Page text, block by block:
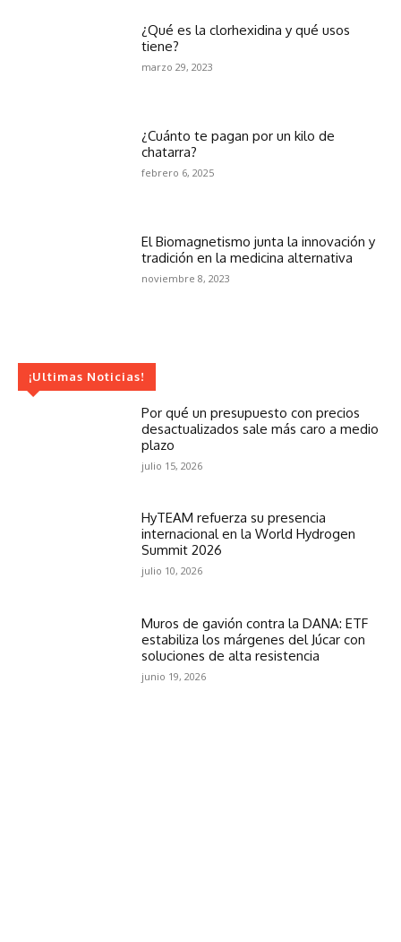
¿Qué es la clorhexidina y qué usos
tiene?
marzo 29, 2023
¿Cuánto te pagan por un kilo de
chatarra?
febrero 6, 2025
El Biomagnetismo junta la innovación y
tradición en la medicina alternativa
noviembre 8, 2023
¡Ultimas Noticias!
Por qué un presupuesto con precios
desactualizados sale más caro a medio
plazo
julio 15, 2026
HyTEAM refuerza su presencia
internacional en la World Hydrogen
Summit 2026
julio 10, 2026
Muros de gavión contra la DANA: ETF
estabiliza los márgenes del Júcar con
soluciones de alta resistencia
junio 19, 2026